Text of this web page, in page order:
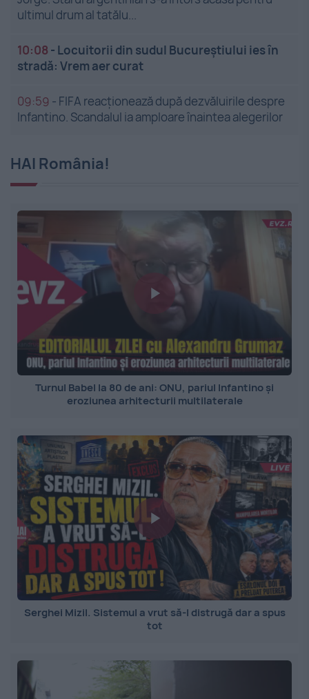
ultimul drum al tatălu...
10:08 - Locuitorii din sudul Bucureștiului ies în
stradă: Vrem aer curat
09:59 - FIFA reacționează după dezvăluirile despre
Infantino. Scandalul ia amploare înaintea alegerilor
HAI România!
Turnul Babel la 80 de ani: ONU, pariul Infantino și
eroziunea arhitecturii multilaterale
Serghei Mizil. Sistemul a vrut să-l distrugă dar a spus
tot